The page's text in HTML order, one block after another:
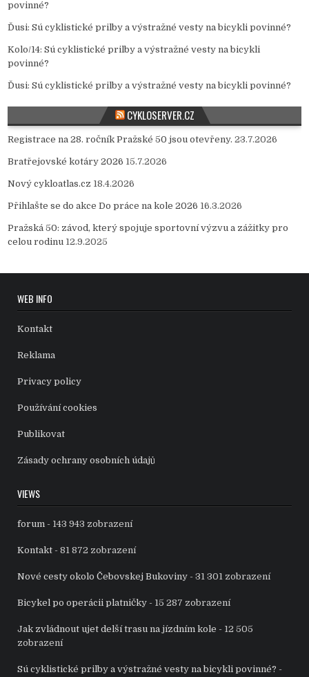
povinné?
Ďusi:Sú cyklistické prilby a výstražné vesty na bicykli povinné?
Kolo/14:Sú cyklistické prilby a výstražné vesty na bicykli
povinné?
Ďusi:Sú cyklistické prilby a výstražné vesty na bicykli povinné?
CYKLOSERVER.CZ
Registrace na 28. ročník Pražské 50 jsou otevřeny. 23.7.2026
Bratřejovské kotáry 2026 15.7.2026
Nový cykloatlas.cz 18.4.2026
Přihlašte se do akce Do práce na kole 2026 16.3.2026
Pražská 50: závod, který spojuje sportovní výzvu a zážitky pro
celou rodinu 12.9.2025
WEB INFO
Kontakt
Reklama
Privacy policy
Používání cookies
Publikovat
Zásady ochrany osobních údajů
VIEWS
forum - 143 943 zobrazení
Kontakt - 81 872 zobrazení
Nové cesty okolo Čebovskej Bukoviny - 31 301 zobrazení
Bicykel po operácii platničky - 15 287 zobrazení
Jak zvládnout ujet delší trasu na jízdním kole - 12 505
zobrazení
Sú cyklistické prilby a výstražné vesty na bicykli povinné? -